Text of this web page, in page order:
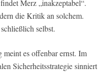
Merz „inakzeptabel“.
die Kritik an solchem.
selbst.
es offenbar ernst. Im
Sicherheitsstrategie sinniert